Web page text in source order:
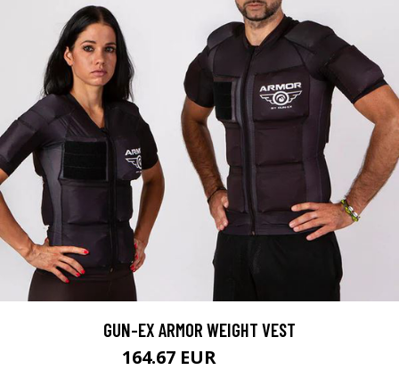
GUN-EX ARMOR WEIGHT VEST
164.67 EUR